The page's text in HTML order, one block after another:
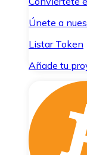
Únete a
Listar Token
Añade tu